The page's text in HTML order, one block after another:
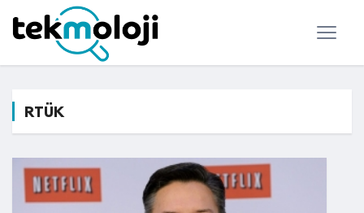
RTÜK